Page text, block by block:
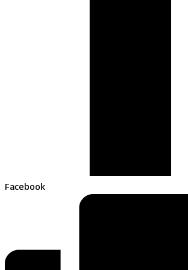
Facebook